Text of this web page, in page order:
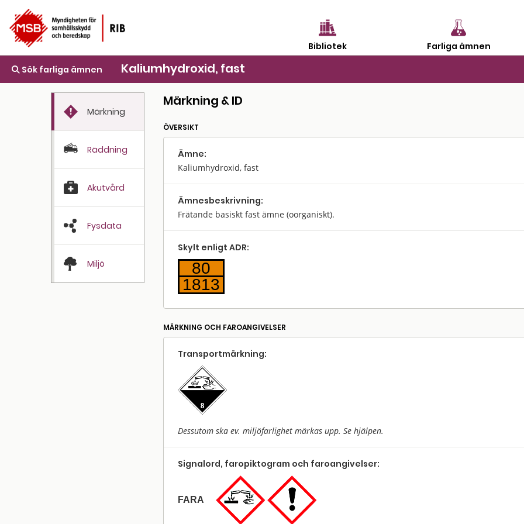
Bibliotek Farliga ämnen
Sök farliga ämnen Kaliumhydroxid, fast
Märkning
Räddning
Akutvård
Fysdata
Miljö
Märkning & ID
ÖVERSIKT
Ämne:
Kaliumhydroxid, fast
Ämnes­beskrivning:
Frätande basiskt fast ämne (oorganiskt).
Skylt enligt ADR:
80
1813
MÄRKNING OCH FAROANGIVELSER
Transport­märkning:
Dessutom ska ev. miljöfarlighet märkas upp. Se hjälpen.
Signalord, faropiktogram och faroangivelser:
FARA